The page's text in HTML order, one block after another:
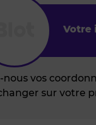
Votre
nous vos
sur votre